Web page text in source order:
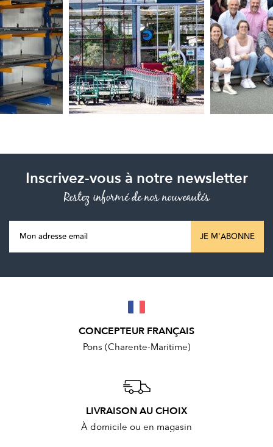
Inscrivez-vous à notre newsletter
Restez informé de nos nouveautés
JE M'ABONNE
CONCEPTEUR FRANÇAIS
Pons (Charente-Maritime)
LIVRAISON AU CHOIX
À domicile ou en magasin